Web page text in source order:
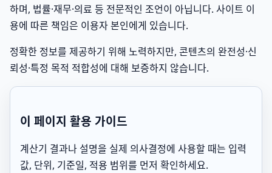
하며, 법률·재무·의료 등 전문적인 조언이 아닙니다. 사이트 이
용에 따른 책임은 이용자 본인에게 있습니다.
정확한 정보를 제공하기 위해 노력하지만, 콘텐츠의 완전성·신
뢰성·특정 목적 적합성에 대해 보증하지 않습니다.
이 페이지 활용 가이드
계산기 결과나 설명을 실제 의사결정에 사용할 때는 입력
값, 단위, 기준일, 적용 범위를 먼저 확인하세요.